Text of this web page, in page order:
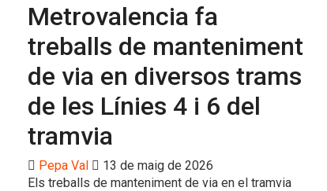
Metrovalencia fa
treballs de manteniment
de via en diversos trams
de les Línies 4 i 6 del
tramvia
Pepa Val
13 de maig de 2026
Els treballs de manteniment de via en el tramvia